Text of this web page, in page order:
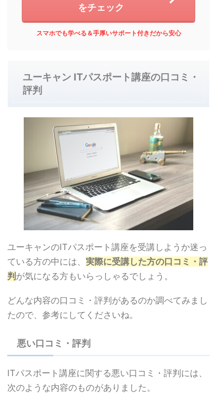
をチェック
スマホでも学べる＆手厚いサポート付きだから安心
ユーキャン ITパスポート講座の口コミ・
評判
ユーキャンのITパスポート講座を受講しようか迷っ
ている方の中には、 実際に受講した方の口コミ・評
判 が気になる方もいらっしゃるでしょう。
どんな内容の口コミ・評判があるのか調べてみまし
たので、参考にしてくださいね。
悪い口コミ・評判
ITパスポート講座に関する悪い口コミ・評判には、
次のような内容のものがありました。